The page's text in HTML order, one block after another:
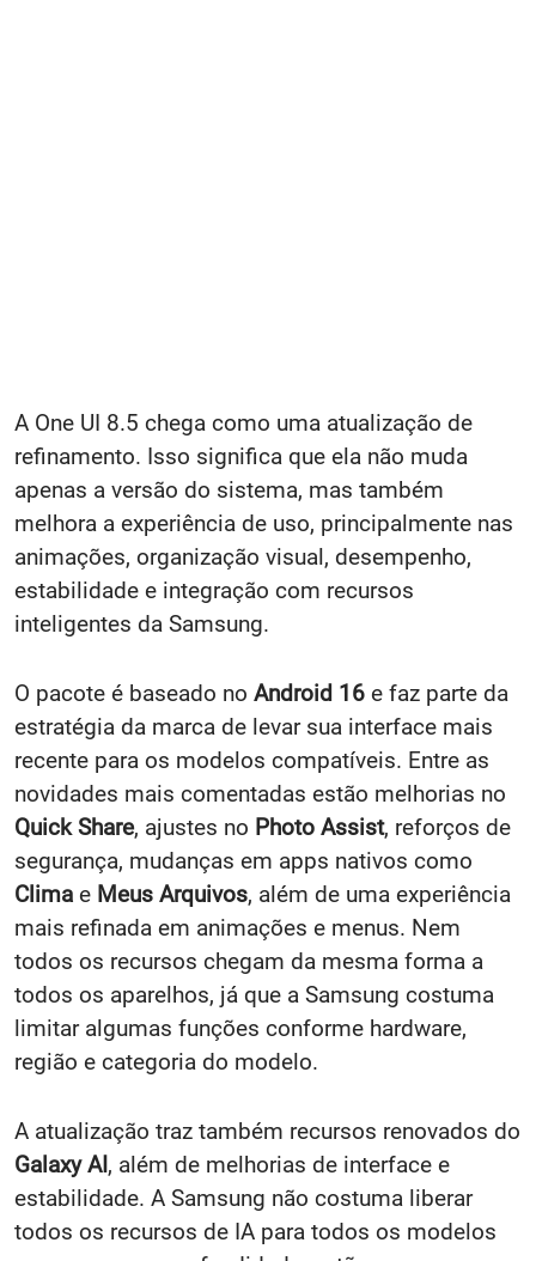
A One UI 8.5 chega como uma atualização de
refinamento. Isso significa que ela não muda
apenas a versão do sistema, mas também
melhora a experiência de uso, principalmente nas
animações, organização visual, desempenho,
estabilidade e integração com recursos
inteligentes da Samsung.
O pacote é baseado no Android 16 e faz parte da
estratégia da marca de levar sua interface mais
recente para os modelos compatíveis. Entre as
novidades mais comentadas estão melhorias no
Quick Share, ajustes no Photo Assist, reforços de
segurança, mudanças em apps nativos como
Clima e Meus Arquivos, além de uma experiência
mais refinada em animações e menus. Nem
todos os recursos chegam da mesma forma a
todos os aparelhos, já que a Samsung costuma
limitar algumas funções conforme hardware,
região e categoria do modelo.
A atualização traz também recursos renovados do
Galaxy AI, além de melhorias de interface e
estabilidade. A Samsung não costuma liberar
todos os recursos de IA para todos os modelos